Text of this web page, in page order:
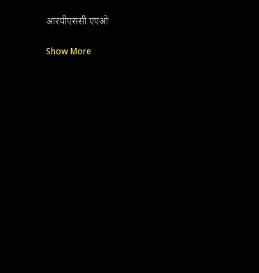
आरपीएससी एएओ
Show More